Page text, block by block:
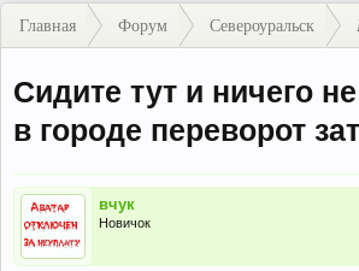
Главная Форум Североуральск
Сидите тут и ничего
в городе переворот
вчук
Новичок